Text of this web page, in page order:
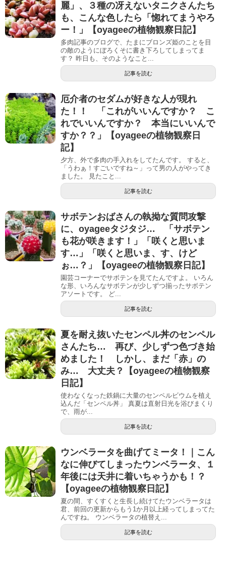
麗」、３種の冴えないタニクさんたち
も、こんな色したら「惚れてまうやろ
ー！」【oyageeの植物観察日記】
多肉記事のブログで、たまにブロンズ姫のことを目
の敵のようにぼろくそに書き下ろしてしまってま
す？ 昨日も、そのようなこと...
記事を読む
厄介者のセダムが好きな人が現れ
た！！ 「これがいいんですか？ こ
れでいいんですか？ 本当にいいんで
すか？？」【oyageeの植物観察日
記】
夕方、外で多肉の手入れをしてたんです。 すると、
「うわぁ！すごいですね～」って男の人がやってき
ました。 見たこと...
記事を読む
サボテンおばさんの執拗な質問攻撃
に、oyageeタジタジ… 「サボテン
も花が咲きます！」「咲くと思いま
す…」「咲くと思いま、す、けど
ぉ…？」【oyageeの植物観察日記】
園芸コーナーでサボテンを見てたんですよ。 いろん
な形、いろんなサボテンが少しずつ揃ったサボテン
アソートです。 ど...
記事を読む
夏を耐え抜いたセンペル丼のセンペル
さんたち… 再び、少しずつ色づき始
めました！ しかし、まだ「赤」の
み… 大丈夫？【oyageeの植物観察
日記】
使わなくなった鉄鍋に大量のセンペルビウムを植え
込んだ「センペル丼」 真夏は直射日光を浴びまくり
で、雨が...
記事を読む
ウンベラータを曲げてミータ！｜こん
なに伸びてしまったウンベラータ、１
年後には天井に着いちゃうかも！？
【oyageeの植物観察日記】
夏の間、すくすくと生長し続けてたウンベラータは
君、前回の更新からもう1か月以上経ってしまってた
んですね。 ウンベラータの植替え...
記事を読む